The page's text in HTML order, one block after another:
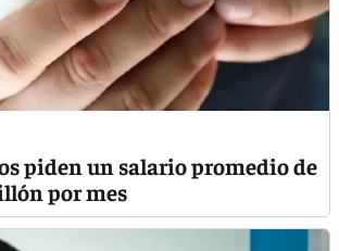
piden un salario promedio de
por mes